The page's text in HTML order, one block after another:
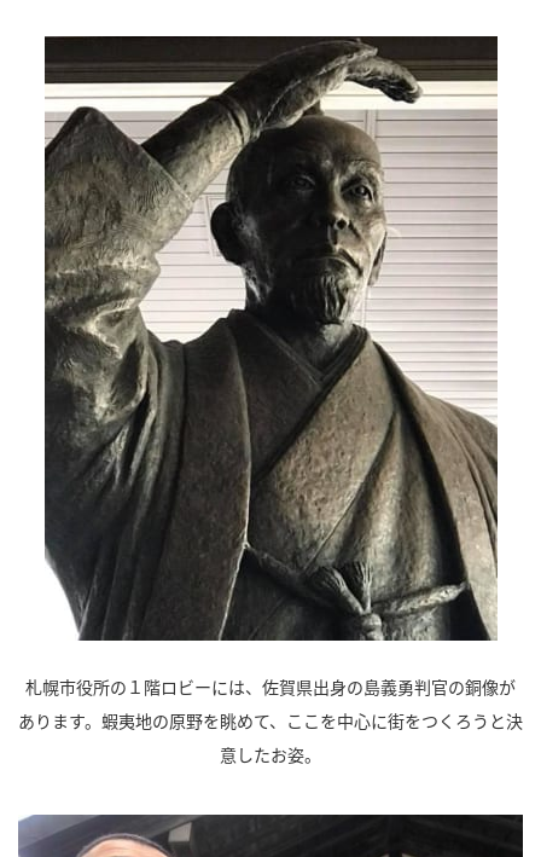
札幌市役所の１階ロビーには、佐賀県出身の島義勇判官の銅像が
あります。蝦夷地の原野を眺めて、ここを中心に街をつくろうと決
意したお姿。